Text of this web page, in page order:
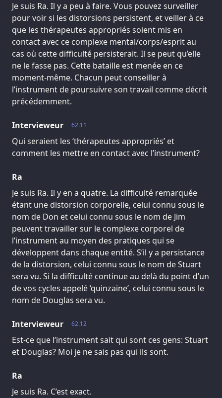
Je suis Ra. Il y a peu à faire. Vous pouvez surveiller
pour voir si les distorsions persistent, et veiller à ce
que les thérapeutes appropriés soient mis en
contact avec ce complexe mental/corps/esprit au
cas où cette difficulté persisterait. Il se peut qu’elle
ne le fasse pas. Cette bataille est menée en ce
moment-même. Chacun peut conseiller à
l’instrument de poursuivre son travail comme décrit
précédemment.
62.11
Intervieweur
Qui seraient les ‘thérapeutes appropriés’ et
comment les mettre en contact avec l’instrument?
Ra
Je suis Ra. Il y en a quatre. La difficulté remarquée
étant une distorsion corporelle, celui connu sous le
nom de Don et celui connu sous le nom de Jim
peuvent travailler sur le complexe corporel de
l’instrument au moyen des pratiques qui se
développent dans chaque entité. S’il y a persistance
de la distorsion, celui connu sous le nom de Stuart
sera vu. Si la difficulté continue au delà du point d’un
de vos cycles appelé ‘quinzaine’, celui connu sous le
nom de Douglas sera vu.
62.12
Intervieweur
Est-ce que l’instrument sait qui sont ces gens: Stuart
et Douglas? Moi je ne sais pas qui ils sont.
Ra
Je suis Ra. C’est exact.